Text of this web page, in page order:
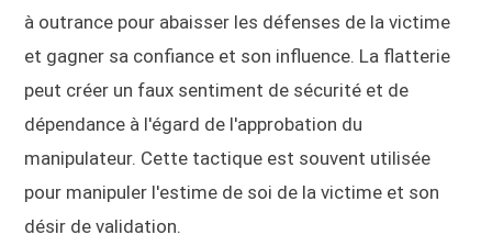
à outrance pour abaisser les défenses de la victime
et gagner sa confiance et son influence. La flatterie
peut créer un faux sentiment de sécurité et de
dépendance à l'égard de l'approbation du
manipulateur. Cette tactique est souvent utilisée
pour manipuler l'estime de soi de la victime et son
désir de validation.